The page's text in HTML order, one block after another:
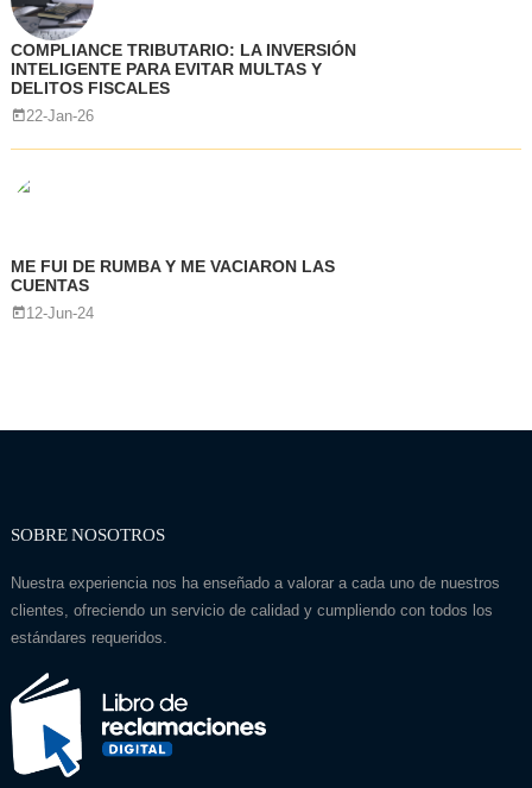
COMPLIANCE TRIBUTARIO: LA INVERSIÓN
INTELIGENTE PARA EVITAR MULTAS Y
DELITOS FISCALES
22-Jan-26
ME FUI DE RUMBA Y ME VACIARON LAS
CUENTAS
12-Jun-24
SOBRE NOSOTROS
Nuestra experiencia nos ha enseñado a valorar a cada uno de nuestros
clientes, ofreciendo un servicio de calidad y cumpliendo con todos los
estándares requeridos.